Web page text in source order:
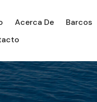
Acerca De Barcos